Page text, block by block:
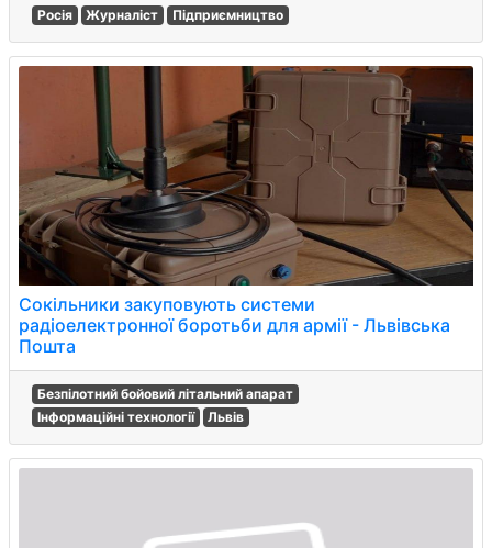
Росія Журналіст Підприємництво
Сокільники закуповують системи
радіоелектронної боротьби для армії - Львівська
Пошта
Безпілотний бойовий літальний апарат
Інформаційні технології
Львів